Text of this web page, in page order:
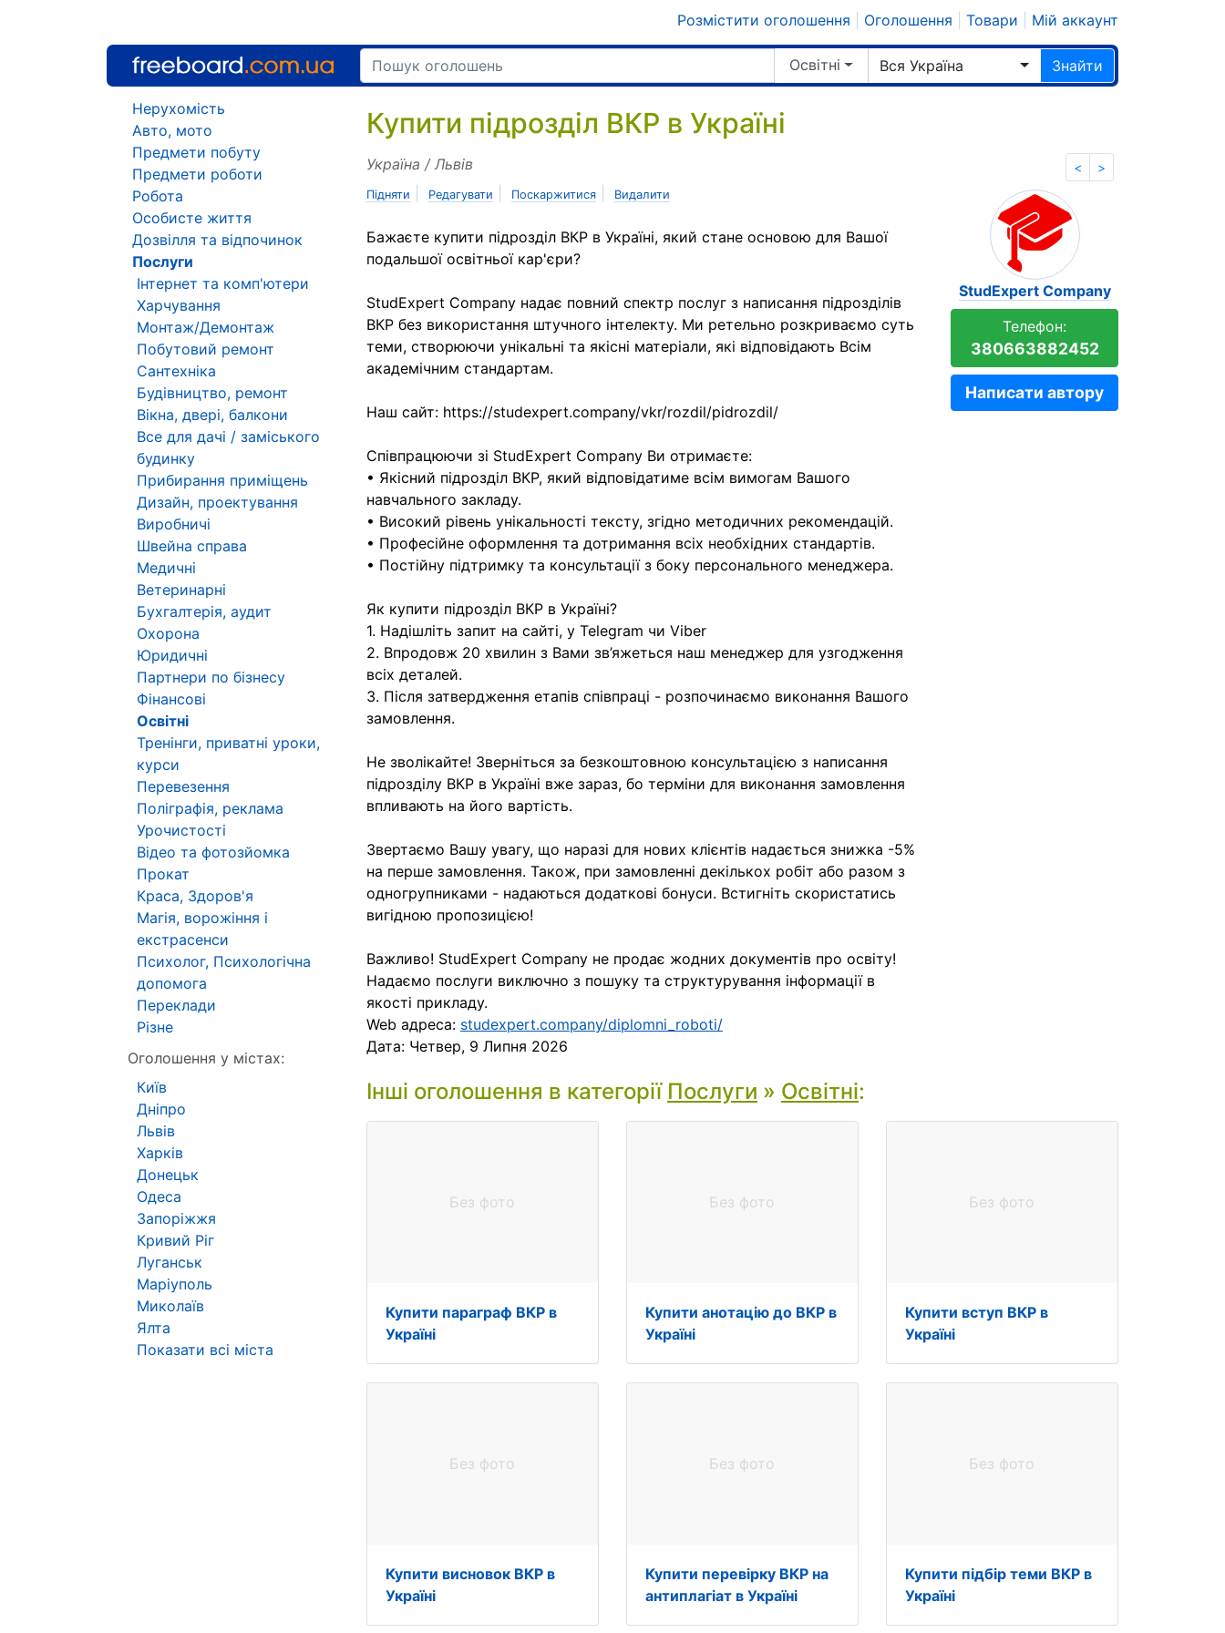
Розмістити оголошення Оголошення Товари Мій аккаунт
Освітні Вся Україна Знайти
Купити підрозділ ВКР в Україні
< >
Україна / Львів
Підняти Редагувати Поскаржитися Видалити
Бажаєте купити підрозділ ВКР в Україні, який стане основою для Вашої
подальшої освітньої кар'єри?
StudExpert Company надає повний спектр послуг з написання підрозділів
ВКР без використання штучного інтелекту. Ми ретельно розкриваємо суть
теми, створюючи унікальні та якісні матеріали, які відповідають Всім
академічним стандартам.
Наш сайт: https://studexpert.company/vkr/rozdil/pidrozdil/
Співпрацюючи зі StudExpert Company Ви отримаєте:
• Якісний підрозділ ВКР, який відповідатиме всім вимогам Вашого
навчального закладу.
• Високий рівень унікальності тексту, згідно методичних рекомендацій.
• Професійне оформлення та дотримання всіх необхідних стандартів.
• Постійну підтримку та консультації з боку персонального менеджера.
Як купити підрозділ ВКР в Україні?
1. Надішліть запит на сайті, у Telegram чи Viber
2. Впродовж 20 хвилин з Вами зв’яжеться наш менеджер для узгодження
всіх деталей.
3. Після затвердження етапів співпраці - розпочинаємо виконання Вашого
замовлення.
Не зволікайте! Зверніться за безкоштовною консультацією з написання
підрозділу ВКР в Україні вже зараз, бо терміни для виконання замовлення
впливають на його вартість.
Звертаємо Вашу увагу, що наразі для нових клієнтів надається знижка -5%
на перше замовлення. Також, при замовленні декількох робіт або разом з
одногрупниками - надаються додаткові бонуси. Встигніть скористатись
вигідною пропозицією!
Важливо! StudExpert Company не продає жодних документів про освіту!
Надаємо послуги виключно з пошуку та структурування інформації в
якості прикладу.
Web адреса: studexpert.company/diplomni_roboti/
Дата: Четвер, 9 Липня 2026
StudExpert Company
Телефон:
380663882452
Написати автору
Інші оголошення в категорії Послуги » Освітні:
Без фото
Купити параграф ВКР в
Україні
Без фото
Купити анотацію до ВКР в
Україні
Без фото
Купити вступ ВКР в
Україні
Без фото
Купити висновок ВКР в
Україні
Без фото
Купити перевірку ВКР на
антиплагіат в Україні
Без фото
Купити підбір теми ВКР в
Україні
Нерухомість
Авто, мото
Предмети побуту
Предмети роботи
Робота
Особисте життя
Дозвілля та відпочинок
Послуги
Інтернет та комп'ютери
Харчування
Монтаж/Демонтаж
Побутовий ремонт
Сантехніка
Будівництво, ремонт
Вікна, двері, балкони
Все для дачі / заміського
будинку
Прибирання приміщень
Дизайн, проектування
Виробничі
Швейна справа
Медичні
Ветеринарні
Бухгалтерія, аудит
Охорона
Юридичні
Партнери по бізнесу
Фінансові
Освітні
Тренінги, приватні уроки,
курси
Перевезення
Поліграфія, реклама
Урочистості
Відео та фотозйомка
Прокат
Краса, Здоров'я
Магія, ворожіння і
екстрасенси
Психолог, Психологічна
допомога
Переклади
Різне
Оголошення у містах:
Київ
Дніпро
Львів
Харків
Донецьк
Одеса
Запоріжжя
Кривий Ріг
Луганськ
Маріуполь
Миколаїв
Ялта
Показати всі міста